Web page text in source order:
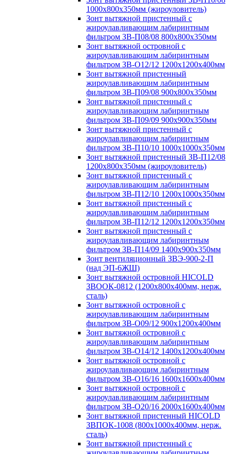
1000х800х350мм (жироуловитель)
Зонт вытяжной пристенный с
жироулавливающим лабиринтным
фильтром ЗВ-П08/08 800х800х350мм
Зонт вытяжной островной с
жироулавливающим лабиринтным
фильтром ЗВ-О12/12 1200х1200х400мм
Зонт вытяжной пристенный
жироулавливающим лабиринтным
фильтром ЗВ-П09/08 900х800х350мм
Зонт вытяжной пристенный с
жироулавливающим лабиринтным
фильтром ЗВ-П09/09 900х900х350мм
Зонт вытяжной пристенный с
жироулавливающим лабиринтным
фильтром ЗВ-П10/10 1000х1000х350мм
Зонт вытяжной пристенный ЗВ-П12/08
1200х800х350мм (жироуловитель)
Зонт вытяжной пристенный с
жироулавливающим лабиринтным
фильтром ЗВ-П12/10 1200х1000х350мм
Зонт вытяжной пристенный с
жироулавливающим лабиринтным
фильтром ЗВ-П12/12 1200х1200х350мм
Зонт вытяжной пристенный с
жироулавливающим лабиринтным
фильтром ЗВ-П14/09 1400х900х350мм
Зонт вентиляционный ЗВЭ-900-2-П
(над ЭП-6ЖШ)
Зонт вытяжной островной HICOLD
ЗВООК-0812 (1200х800x400мм, нерж.
сталь)
Зонт вытяжной островной с
жироулавливающим лабиринтным
фильтром ЗВ-О09/12 900х1200х400мм
Зонт вытяжной островной с
жироулавливающим лабиринтным
фильтром ЗВ-О14/12 1400х1200х400мм
Зонт вытяжной островной с
жироулавливающим лабиринтным
фильтром ЗВ-О16/16 1600х1600х400мм
Зонт вытяжной островной с
жироулавливающим лабиринтным
фильтром ЗВ-О20/16 2000х1600х400мм
Зонт вытяжной пристенный HICOLD
ЗВПОК-1008 (800х1000х400мм, нерж.
сталь)
Зонт вытяжной пристенный с